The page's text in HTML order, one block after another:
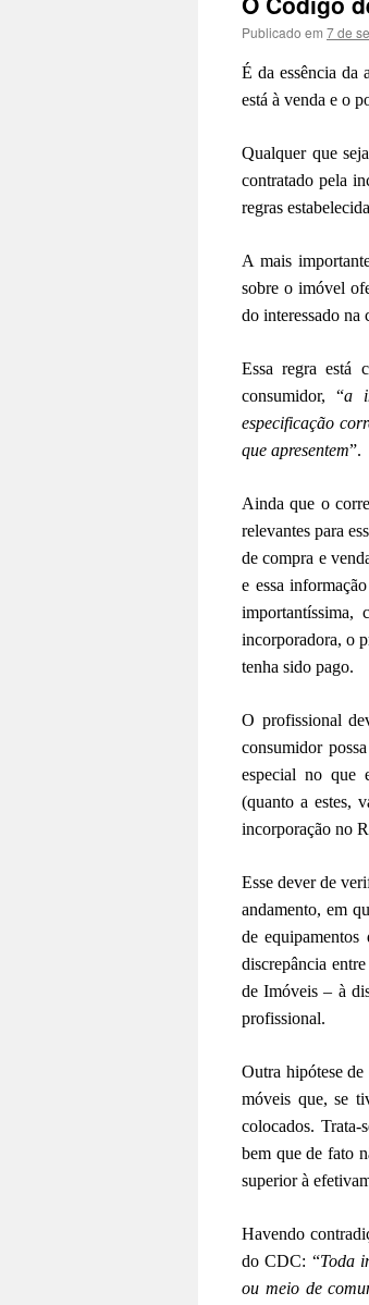
Publicado em 7 de
É da essência da
está à venda e o
Qualquer que
contratado pela
regras
A mais
sobre o imóvel
do interessado na
Essa regra está
consumidor, “a
especificação
que apresentem”.
Ainda que o
relevantes para
de compra e
e essa
incorporadora, o
tenha sido pago.
O profissional
consumidor
especial no que
(quanto a estes,
incorporação no
Esse dever de
andamento, em
de
discrepância
de Imóveis – à
profissional.
Outra hipótese
móveis que, se
colocados.
bem que de fato
superior à
Havendo
do CDC: “Toda
ou meio de